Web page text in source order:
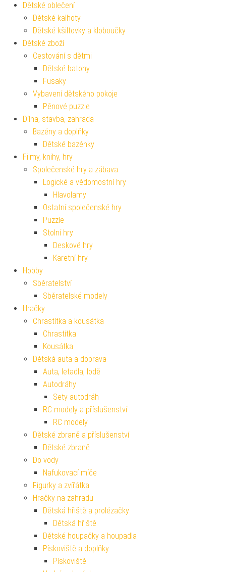
Dětské oblečení
Dětské kalhoty
Dětské kšiltovky a kloboučky
Dětské zboží
Cestování s dětmi
Dětské batohy
Fusaky
Vybavení dětského pokoje
Pěnové puzzle
Dílna, stavba, zahrada
Bazény a doplňky
Dětské bazénky
Filmy, knihy, hry
Společenské hry a zábava
Logické a vědomostní hry
Hlavolamy
Ostatní společenské hry
Puzzle
Stolní hry
Deskové hry
Karetní hry
Hobby
Sběratelství
Sběratelské modely
Hračky
Chrastítka a kousátka
Chrastítka
Kousátka
Dětská auta a doprava
Auta, letadla, lodě
Autodráhy
Sety autodráh
RC modely a příslušenství
RC modely
Dětské zbraně a příslušenství
Dětské zbraně
Do vody
Nafukovací míče
Figurky a zvířátka
Hračky na zahradu
Dětská hřiště a prolézačky
Dětská hřiště
Dětské houpačky a houpadla
Pískoviště a doplňky
Pískoviště